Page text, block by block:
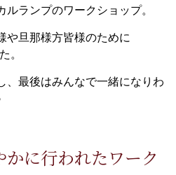
ランプのワークショップ。
や旦那様方皆様のために
。
、最後はみんなで一緒になりわ
に行われたワーク